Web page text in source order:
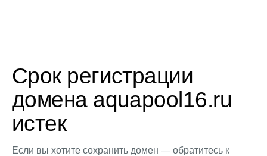
Срок регистрации
домена aquapool16.ru
истек
Если вы хотите сохранить домен — обратитесь к